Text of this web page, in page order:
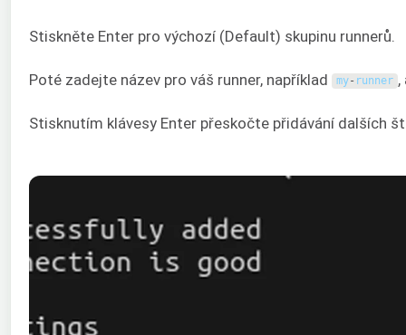
Stiskněte Enter pro výchozí (Default) skupinu runnerů.
Poté zadejte název pro váš runner, například my- runner ,
Stisknutím klávesy Enter přeskočte přidávání dalších